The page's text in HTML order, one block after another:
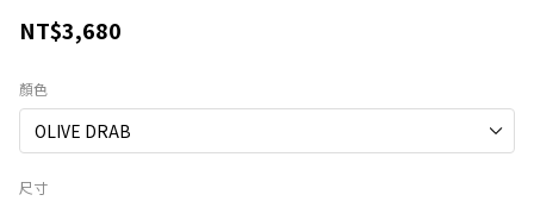
NT$3,680
顏色
尺寸